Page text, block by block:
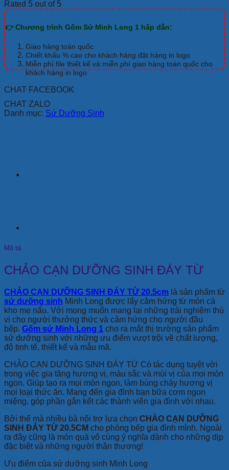
Rated 5 out of 5
👉 Chương trình Gốm Sứ Minh Long 1 hấp dẫn:
Giao hàng toàn quốc
Chiết khấu % cao cho khách hàng đặt hàng in logo
Miễn phí file thiết kế và miễn phí giao hàng toàn quốc cho
khách hàng in logo
CHAT FACEBOOK
CHAT ZALO
Danh mục: Sứ Dưỡng Sinh
Mô tả
CHẢO CẠN DƯỠNG SINH ĐÁY TỪ
CHẢO CẠN DƯỠNG SINH ĐÁY TỪ 20.5cm là sản phẩm từ
sứ dưỡng sinh Minh Long được lấy cảm hứng từ món cá
kho mẹ nấu. Với mong muốn mang lại những trải nghiệm thú
vị cho người thưởng thức và cảm hứng cho người đầu
bếp. Gốm sứ Minh Long 1 cho ra mắt thị trường sản phẩm
sứ dưỡng sinh với những ưu điểm vượt trội về chất lượng,
độ tinh tế, thiết kế và mẫu mã.
CHẢO CẠN DƯỠNG SINH ĐÁY TỪ Có tác dụng tuyệt vời
trong việc gia tăng hương vị, màu sắc và mùi vị của mọi món
ngon. Giúp tạo ra mọi món ngon, làm bùng cháy hương vị
mọi loại thức ăn. Mang đến gia đình bạn bữa cơm ngon
miệng, góp phần gắn kết các thành viên gia đình với nhau.
Bởi thế mà nhiều bà nội trợ lựa chọn CHẢO CẠN DƯỠNG
SINH ĐÁY TỪ 20.5CM cho phòng bếp gia đình mình. Ngoài
ra đây cũng là món quà vô cùng ý nghĩa dành cho những dịp
đặc biệt và những người thân thương!
Ưu điểm của sứ dưỡng sinh Minh Long